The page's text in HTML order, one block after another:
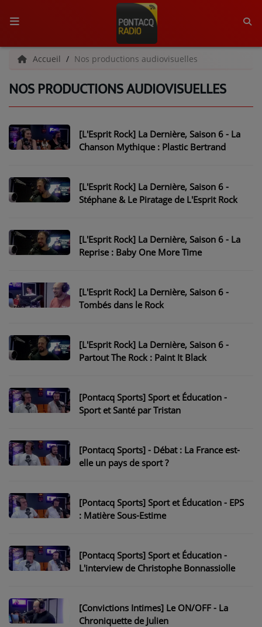
ACCUEIL
RADIO
L'ÉQUIPE
C'ÉTAIT QUOI CE TITRE ?
PODCASTS - SAISON 2026/2027
ARCHIVES - SAISONS PASSÉES
PHOTOS
VOTRE PUBLICITÉ SUR PONTACQ RADIO
ÉDUCATION AUX MÉDIAS ET À
ÉCOUTEZ LES PRODUCTIONS
JEUX CONCOURS
VENEZ DANS LE PUBLIC !
Accueil Nos productions audiovisuelles
NOS PRODUCTIONS AUDIOVISUELLES
[L'Esprit Rock] La Dernière, Saison 6 - La
Chanson Mythique : Plastic Bertrand
[L'Esprit Rock] La Dernière, Saison 6 -
Stéphane & Le Piratage de L'Esprit Rock
[L'Esprit Rock] La Dernière, Saison 6 - La
Reprise : Baby One More Time
[L'Esprit Rock] La Dernière, Saison 6 -
Tombés dans le Rock
[L'Esprit Rock] La Dernière, Saison 6 -
Partout The Rock : Paint It Black
[Pontacq Sports] Sport et Éducation -
Sport et Santé par Tristan
[Pontacq Sports] - Débat : La France est-
elle un pays de sport ?
[Pontacq Sports] Sport et Éducation - EPS
: Matière Sous-Estime
[Pontacq Sports] Sport et Éducation -
L'interview de Christophe Bonnassiolle
[Convictions Intimes] Le ON/OFF - La
Chroniquette de Julien